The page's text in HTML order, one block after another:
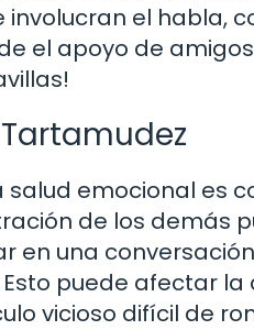
el habla,
el apoyo de
emocional es
de los demás
en una
puede afectar
vicioso difícil de